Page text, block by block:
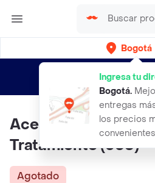
Bogotá
Ingresa tu
Bogotá.
entregas
los precios
envíos gratis por
Aceite De Argan
Tratamiento (506)
Agotado